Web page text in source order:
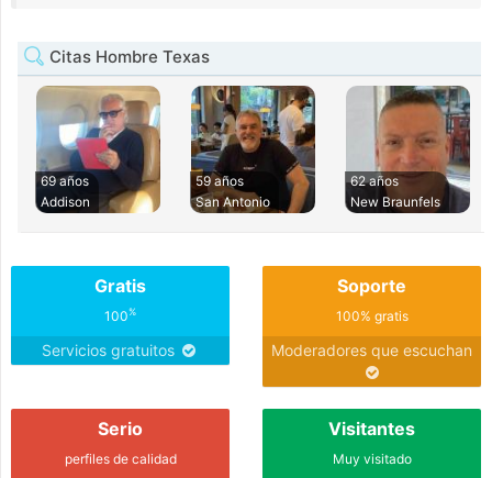
Citas Hombre Texas
69 años
Addison
59 años
San Antonio
62 años
New Braunfels
Gratis
100%
Servicios gratuitos
Soporte
100% gratis
Moderadores que escuchan
Serio
perfiles de calidad
Visitantes
Muy visitado